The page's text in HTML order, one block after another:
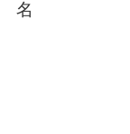
名